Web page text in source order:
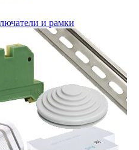
и рамки